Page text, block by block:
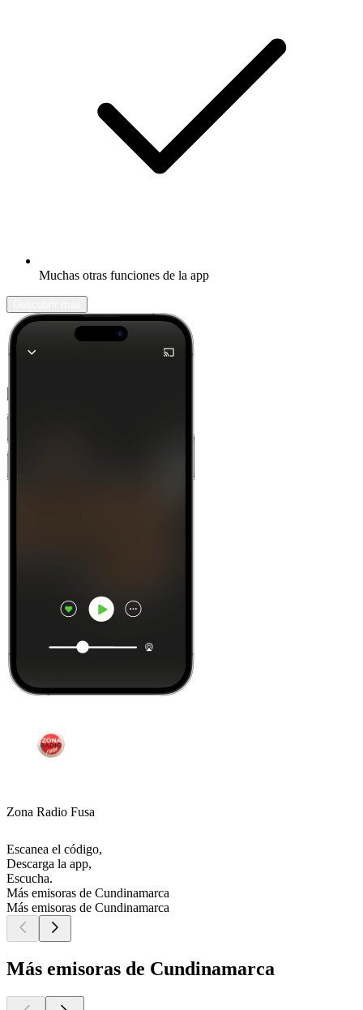
Muchas otras funciones de la app
Zona Radio Fusa
Escanea el código,
Descarga la app,
Escucha.
Más emisoras de Cundinamarca
Más emisoras de Cundinamarca
Más emisoras de Cundinamarca